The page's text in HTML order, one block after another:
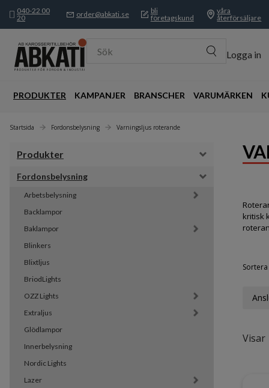
040-22 00
20
order@abkati.se
bli
företagskund
våra
återförsäljare
Sök Logga in
PRODUKTER KAMPANJER BRANSCHER VARUMÄRKEN
Startsida Fordonsbelysning Varningsljus roterande
Produkter
Fordonsbelysning
Arbetsbelysning
Backlampor
Baklampor
Blinkers
Blixtljus
BriodLights
OZZ Lights
Extraljus
Glödlampor
Innerbelysning
Nordic Lights
Lazer
kritisk
Visar